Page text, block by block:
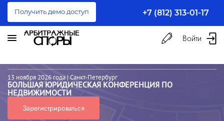
Получить демо доступ +7 (812) 313-01-17
Войти
13 ноября 2026 года | Санкт-Петербург
БОЛЬШАЯ ЮРИДИЧЕСКАЯ КОНФЕРЕНЦИЯ ПО
НЕДВИЖИМОСТИ
Зарегистрироваться